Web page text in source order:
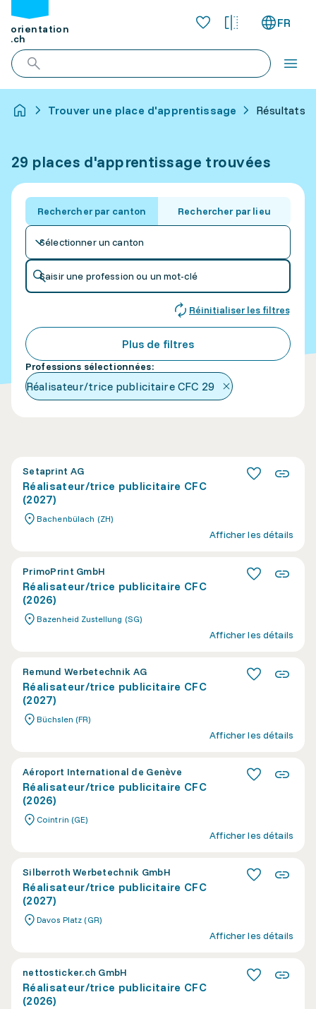
orientation
.ch
FR
Trouver une place d'apprentissage Résultats
29 places d'apprentissage trouvées
Rechercher par canton Rechercher par lieu
Sélectionner un canton
Saisir une profession ou un mot-clé
Réinitialiser les filtres
Plus de filtres
Professions sélectionnées:
Réalisateur/trice publicitaire CFC 29
Setaprint AG
Réalisateur/trice publicitaire CFC
(2027)
Bachenbülach (ZH)
Afficher les détails
PrimoPrint GmbH
Réalisateur/trice publicitaire CFC
(2026)
Bazenheid Zustellung (SG)
Afficher les détails
Remund Werbetechnik AG
Réalisateur/trice publicitaire CFC
(2027)
Büchslen (FR)
Afficher les détails
Aéroport International de Genève
Réalisateur/trice publicitaire CFC
(2026)
Cointrin (GE)
Afficher les détails
Silberroth Werbetechnik GmbH
Réalisateur/trice publicitaire CFC
(2027)
Davos Platz (GR)
Afficher les détails
nettosticker.ch GmbH
Réalisateur/trice publicitaire CFC
(2026)